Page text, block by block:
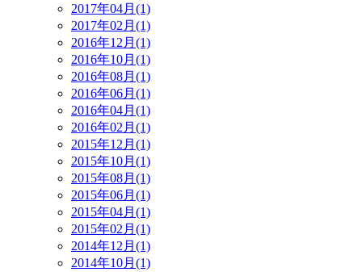
2017年04月(1)
2017年02月(1)
2016年12月(1)
2016年10月(1)
2016年08月(1)
2016年06月(1)
2016年04月(1)
2016年02月(1)
2015年12月(1)
2015年10月(1)
2015年08月(1)
2015年06月(1)
2015年04月(1)
2015年02月(1)
2014年12月(1)
2014年10月(1)